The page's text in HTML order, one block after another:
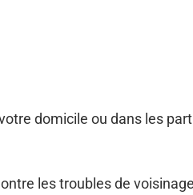
domicile ou dans les
les troubles de